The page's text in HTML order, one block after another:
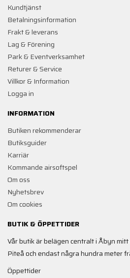
Kundtjänst
Betalningsinformation
Frakt & leverans
Lag & Förening
Park & Eventverksamhet
Returer & Service
Villkor & Information
Logga in
INFORMATION
Butiken rekommenderar
Butiksguider
Karriär
Kommande airsoftspel
Om oss
Nyhetsbrev
Om cookies
BUTIK & ÖPPETTIDER
Vår butik är belägen centralt i Åbyn
Piteå och endast några hundra meter
Öppettider